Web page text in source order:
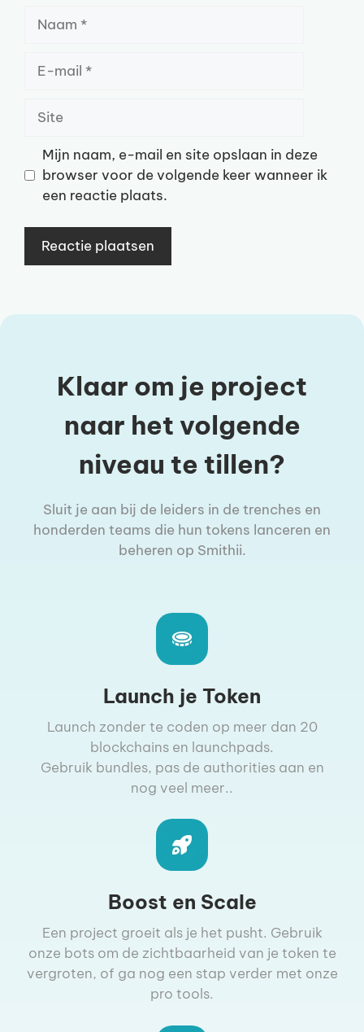
mail
Site
Mijn naam, e-mail en site opslaan in deze
browser voor de volgende keer wanneer ik
een reactie plaats.
Klaar om je project
naar het volgende
niveau te tillen?
Sluit je aan bij de leiders in de trenches en
honderden teams die hun tokens lanceren en
beheren op Smithii.
Launch je Token
Launch zonder te coden op meer dan 20
blockchains en launchpads.
Gebruik bundles, pas de authorities aan en
nog veel meer..
Boost en Scale
Een project groeit als je het pusht. Gebruik
onze bots om de zichtbaarheid van je token te
vergroten, of ga nog een stap verder met onze
pro tools.